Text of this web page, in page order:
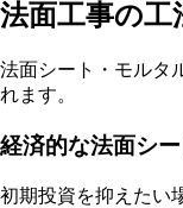
法面工事の工
法面シート・モルタ
れます。
経済的な法面シ
初期投資を抑えたい